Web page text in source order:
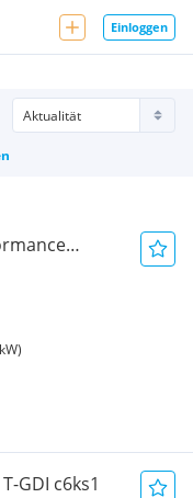
Einloggen
GDI c6ks1